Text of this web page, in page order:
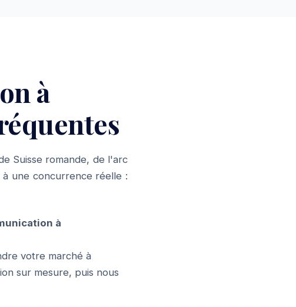
à
Suisse romande, de l'arc
une concurrence réelle :
à
votre marché à
sur mesure, puis nous